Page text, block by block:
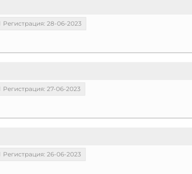
Регистрация: 28-06-2023
Регистрация: 27-06-2023
Регистрация: 26-06-2023